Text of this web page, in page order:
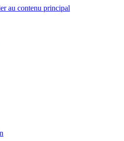
au contenu principal